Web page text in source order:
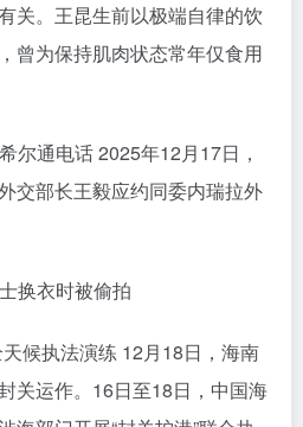
关。王昆生前以极端自律的饮
曾为保持肌肉状态常年仅食用
尔通电话 2025年12月17日，
交部长王毅应约同委内瑞拉外
换衣时被偷拍
候执法演练 12月18日，海南
关运作。16日至18日，中国海